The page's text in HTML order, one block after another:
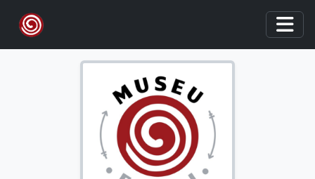
Skip to main content